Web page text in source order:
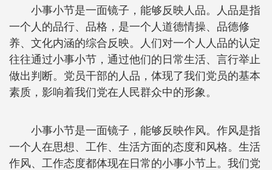
小事小节是一面镜子，能够反映人品。人品是指
一个人的品行、品格，是一个人道德情操、品德修
养、文化内涵的综合反映。人们对一个人人品的认定
往往通过小事小节，通过他们的日常生活、言行举止
做出判断。党员干部的人品，体现了我们党员的基本
素质，影响着我们党在人民群众中的形象。
小事小节是一面镜子，能够反映作风。作风是指
一个人在思想、工作、生活方面的态度和风格。生活
作风、工作态度都体现在日常的小事小节上。我们党